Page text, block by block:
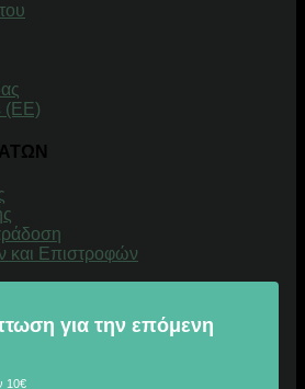
(ΕΕ)
και Επιστροφών
για την επόμενη
10€